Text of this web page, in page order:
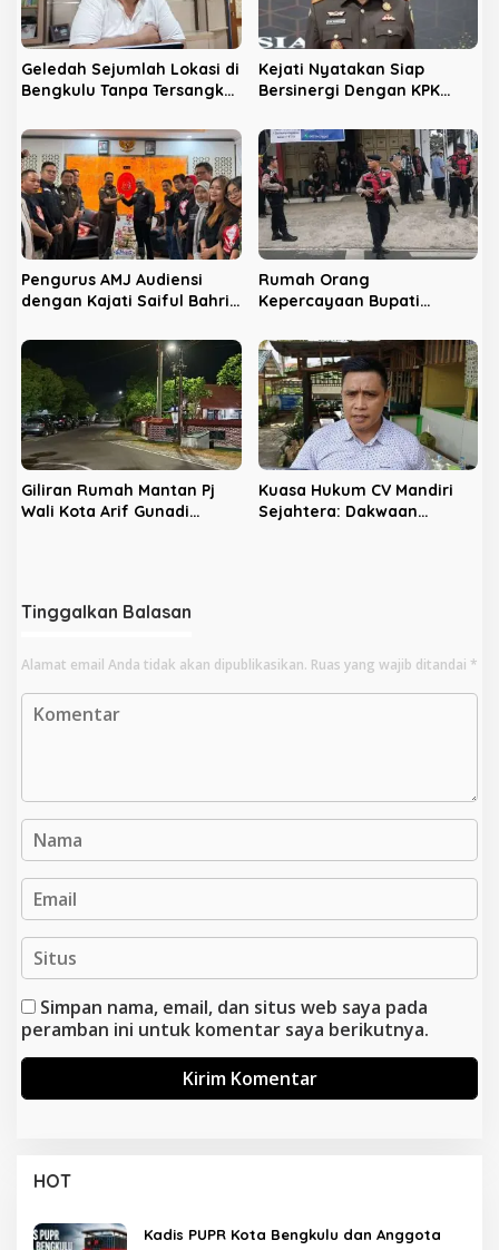
o
s
Geledah Sejumlah Lokasi di
Bengkulu Tanpa Tersangka,
Kejati Nyatakan Siap
Bersinergi Dengan KPK
Bengkulu
Pengurus AMJ Audiensi
dengan Kajati Saiful Bahri
Rumah Orang
Kepercayaan Bupati
Digeledah KPK
Giliran Rumah Mantan Pj
Wali Kota Arif Gunadi
Kuasa Hukum CV Mandiri
Sejahtera: Dakwaan
Tinggalkan Balasan
Alamat email Anda tidak akan dipublikasikan. Ruas yang wajib ditandai *
Simpan nama, email, dan situs web saya pada
peramban ini untuk komentar saya berikutnya.
HOT
Kadis PUPR Kota Bengkulu dan Anggota